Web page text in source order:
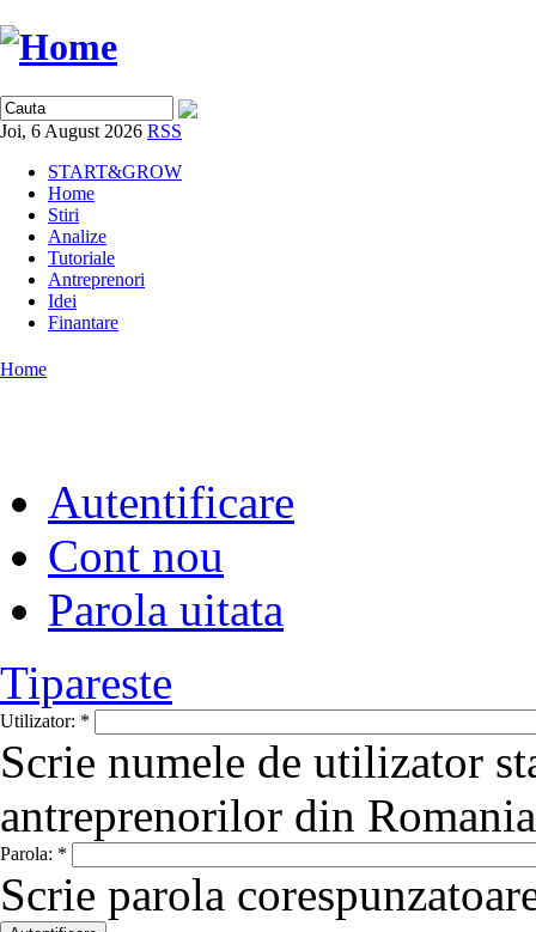
Joi, 6 August 2026 RSS
START&GROW
Home
Stiri
Analize
Tutoriale
Antreprenori
Idei
Finantare
Home
Autentificare
Cont nou
Parola uitata
Tipareste
Utilizator: *
Scrie numele de utilizator
antreprenorilor din
Parola: *
Scrie parola